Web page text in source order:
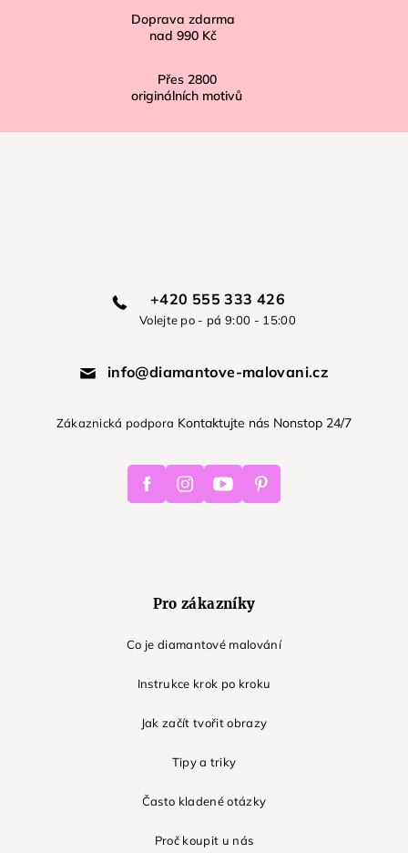
Doprava zdarma
nad 990 Kč
Přes 2800
originálních motivů
+420 555 333 426
Volejte po - pá 9:00 - 15:00
info@diamantove-malovani.cz
Zákaznická podpora Kontaktujte nás Nonstop 24/7
FacebookInstagramYoutube Pinterest
Pro zákazníky
Co je diamantové malování
Instrukce krok po kroku
Jak začít tvořit obrazy
Tipy a triky
Často kladené otázky
Proč koupit u nás